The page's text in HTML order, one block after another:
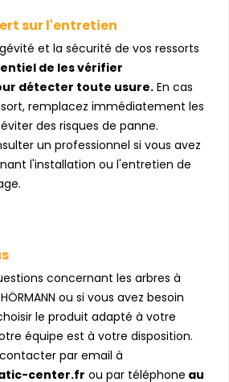
sur l'entretien
et la sécurité de vos ressorts
de les vérifier
détecter toute usure.En cas
remplacez immédiatement les
des risques de panne.
un professionnel si vous avez
l'installation ou l'entretien de
concernant les arbres à
ou si vous avez besoin
le produit adapté à votre
équipe est à votre disposition.
par email à
center.fr ou par téléphone au